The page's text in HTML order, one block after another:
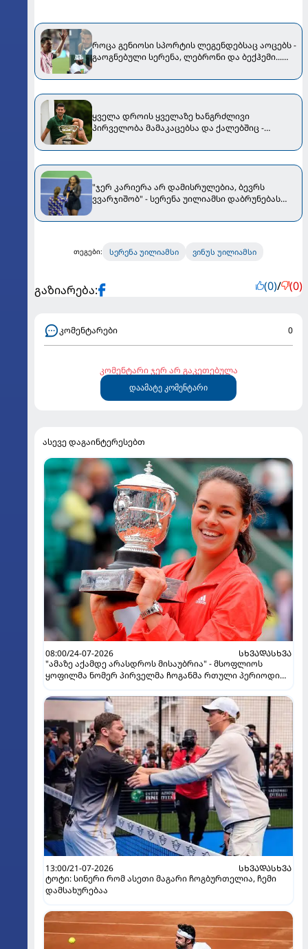
როცა გენიოსი სპორტის ლეგენდებსაც აოცებს -
გაოგნებული სერენა, ლებრონი და ბექჰემი...
[VIDEO]
ყველა დროის ყველაზე ხანგრძლივი
პირველობა მამაკაცებსა და ქალებშიც -
"ჯერ კარიერა არ დამისრულებია, ბევრს
ვვარჯიშობ" - სერენა უილიამსი დაბრუნებას
თეგები: სერენა უილიამსი ვინუს უილიამსი
გაზიარება: (0)/ (0)
კომენტარები 0
კომენტარი ჯერ არ გაკეთებულა
დაამატე კომენტარი
ასევე დაგაინტერესებთ
08:00/24-07-2026
ᲡᲮᲕᲐᲓᲐᲡᲮᲕᲐ
"ამაზე აქამდე არასდროს მისაუბრია" - მსოფლიოს
ყოფილმა ნომერ პირველმა ჩოგანმა რთული პერიოდი
13:00/21-07-2026
ᲡᲮᲕᲐᲓᲐᲡᲮᲕᲐ
ტოტი: სინერი რომ ასეთი მაგარი ჩოგბურთელია, ჩემი
დამსახურებაა